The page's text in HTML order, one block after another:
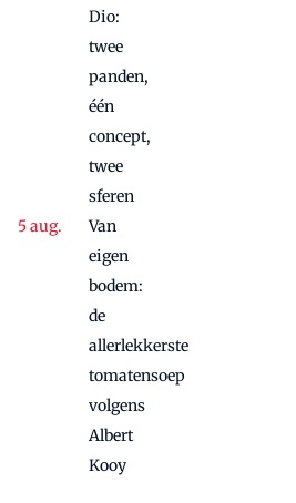
Dio:
twee
panden,
één
concept,
twee
sferen
Van
eigen
bodem:
de
allerlekkerste
tomatensoep
volgens
Albert
Kooy